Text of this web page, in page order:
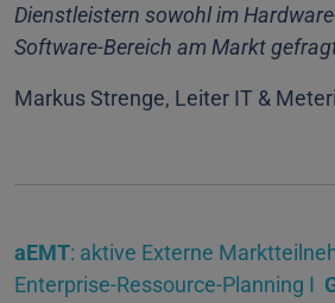
Dienstleistern sowohl im
Software-Bereich am Markt
Markus Strenge, Leiter IT &
aEMT: aktive Externe
Enterprise-Ressource-Planning I